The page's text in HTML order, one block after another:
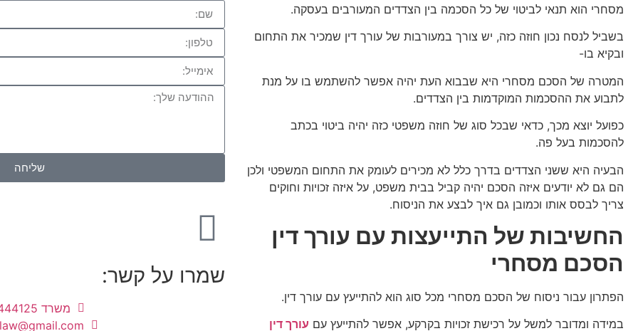
מסחרי הוא תנאי לביטוי של כל הסכמה בין הצדדים המעורבים בעסקה.
בשביל לנסח נכון חוזה כזה, יש צורך במעורבות של עורך דין שמכיר את התחום
ובקיא בו-
המטרה של הסכם מסחרי היא שבבוא העת יהיה אפשר להשתמש בו על מנת
לתבוע את ההסכמות המוקדמות בין הצדדים.
כפועל יוצא מכך, כדאי שבכל סוג של חוזה משפטי כזה יהיה ביטוי בכתב
להסכמות בעל פה.
הבעיה היא ששני הצדדים בדרך כלל לא מכירים לעומק את התחום המשפטי ולכן
הם גם לא יודעים איזה הסכם יהיה קביל בבית משפט, על איזה זכויות וחוקים
צריך לבסס אותו וכמובן גם איך לבצע את הניסוח.
החשיבות של התייעצות עם עורך דין
הסכם מסחרי
הפתרון עבור ניסוח של הסכם מסחרי מכל סוג הוא להתייעץ עם עורך דין.
במידה ומדובר למשל על רכישת זכויות בקרקע, אפשר להתייעץ עם עורך דין
שליחה
שמרו על קשר:
משרד 03-9444125